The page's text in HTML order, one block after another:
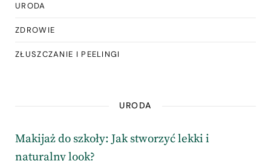
URODA
ZDROWIE
ZŁUSZCZANIE I PEELINGI
URODA
Makijaż do szkoły: Jak stworzyć lekki i
naturalny look?